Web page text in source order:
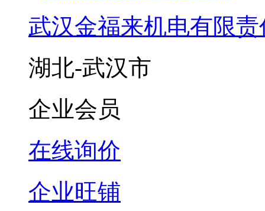
武汉金福来机电有限
湖北-武汉市
企业会员
在线询价
企业旺铺